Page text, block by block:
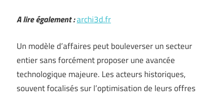
A lire également :archi3d.fr
Un modèle d’affaires peut bouleverser un secteur
entier sans forcément proposer une avancée
technologique majeure. Les acteurs historiques,
souvent focalisés sur l’optimisation de leurs offres